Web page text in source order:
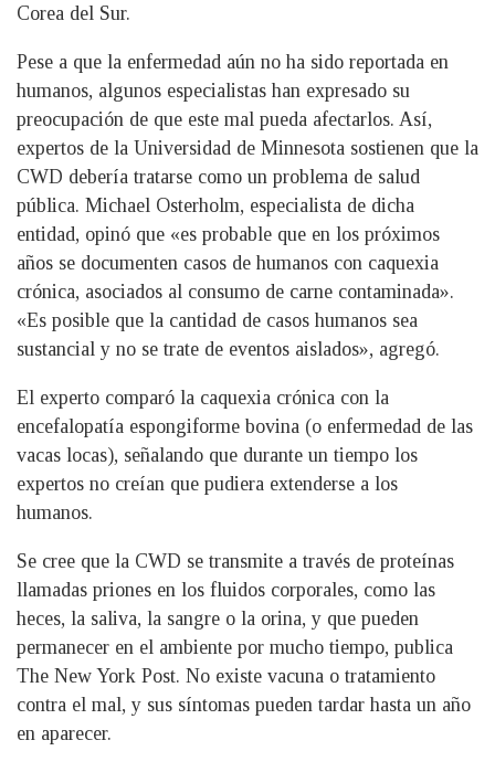
Corea del Sur.
Pese a que la enfermedad aún no ha sido reportada en
humanos, algunos especialistas han expresado su
preocupación de que este mal pueda afectarlos. Así,
expertos de la Universidad de Minnesota sostienen que la
CWD debería tratarse como un problema de salud
pública. Michael Osterholm, especialista de dicha
entidad, opinó que «es probable que en los próximos
años se documenten casos de humanos con caquexia
crónica, asociados al consumo de carne contaminada».
«Es posible que la cantidad de casos humanos sea
sustancial y no se trate de eventos aislados», agregó.
El experto comparó la caquexia crónica con la
encefalopatía espongiforme bovina (o enfermedad de las
vacas locas), señalando que durante un tiempo los
expertos no creían que pudiera extenderse a los
humanos.
Se cree que la CWD se transmite a través de proteínas
llamadas priones en los fluidos corporales, como las
heces, la saliva, la sangre o la orina, y que pueden
permanecer en el ambiente por mucho tiempo, publica
The New York Post. No existe vacuna o tratamiento
contra el mal, y sus síntomas pueden tardar hasta un año
en aparecer.